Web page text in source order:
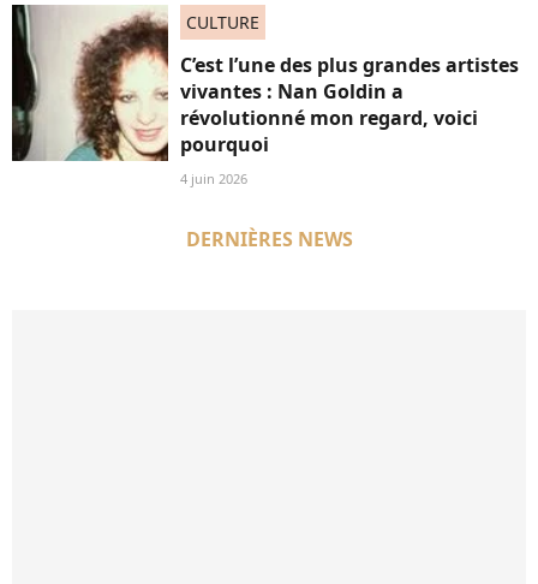
CULTURE
C’est l’une des plus grandes artistes
vivantes : Nan Goldin a
révolutionné mon regard, voici
pourquoi
4 juin 2026
DERNIÈRES NEWS